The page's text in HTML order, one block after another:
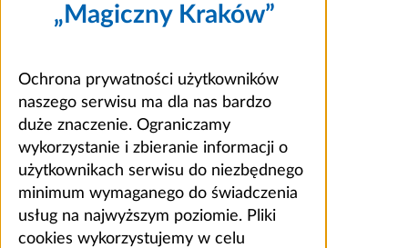
„Magiczny Kraków”
Ochrona prywatności użytkowników
naszego serwisu ma dla nas bardzo
duże znaczenie. Ograniczamy
wykorzystanie i zbieranie informacji o
użytkownikach serwisu do niezbędnego
minimum wymaganego do świadczenia
usług na najwyższym poziomie. Pliki
cookies wykorzystujemy w celu